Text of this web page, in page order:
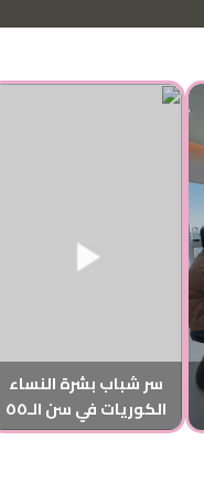
سر شباب بشرة النساء
الكوريات في سن الـ٥٥